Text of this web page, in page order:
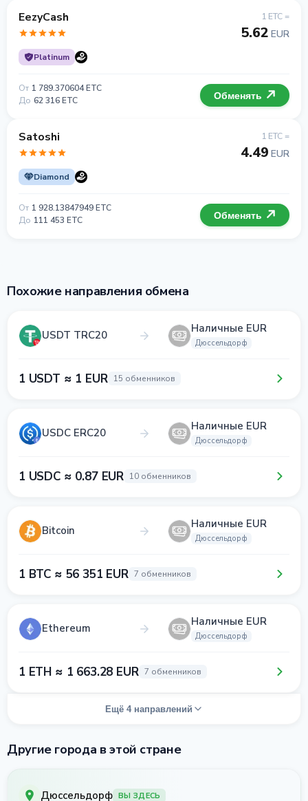
EezyCash
Platinum
1 ETC =
5.62 EUR
От 1 789.370604 ETC
До 62 316 ETC Обменять
Satoshi
Diamond
1 ETC =
4.49 EUR
От 1 928.13847949 ETC
До 111 453 ETC Обменять
Похожие направления обмена
USDT TRC20 Наличные EUR
Дюссельдорф
1 USDT ≈ 1 EUR 15 обменников
USDC ERC20 Наличные EUR
Дюссельдорф
1 USDC ≈ 0.87 EUR 10 обменников
Bitcoin Наличные EUR
Дюссельдорф
1 BTC ≈ 56 351 EUR 7 обменников
Ethereum Наличные EUR
Дюссельдорф
1 ETH ≈ 1 663.28 EUR 7 обменников
Ещё 4 направлений
Другие города в этой стране
Дюссельдорф ВЫ ЗДЕСЬ